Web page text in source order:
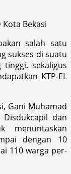
Bekasi
salah satu
sukses di suatu
sekaligus
KTP-EL
Gani Muhamad
dan
menuntaskan
dengan 10
110 warga per-